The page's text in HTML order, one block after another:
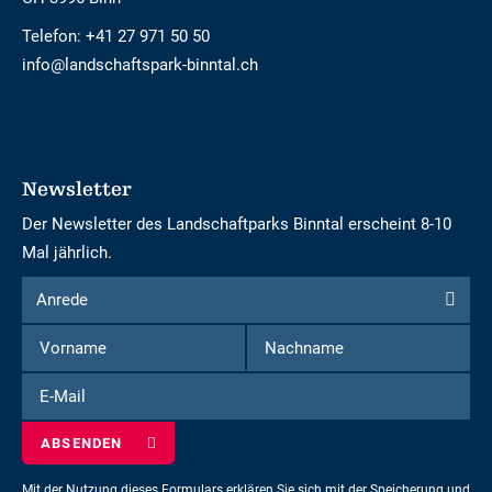
Telefon: +41 27 971 50 50
info@landschaftspark-binntal.ch
Newsletter
Der Newsletter des Landschaftparks Binntal erscheint 8-10
Mal jährlich.
Formular
um
sich
für
den
einzuschreiben
Anrede
Anrede
Vorname
Nachname
Mail